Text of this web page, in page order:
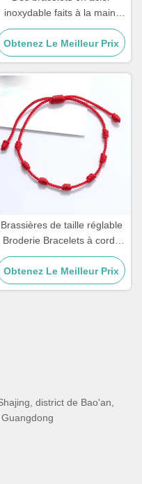
inoxydable faits à la main,
cadeau de couple, mâle, œil
de tigre, bracelet en pierre à
perles.
Obtenez Le Meilleur Prix
Brassières de taille réglable
Broderie Bracelets à corde
Artisanat Bracelets pour
de couple 15 - 30cm
Obtenez Le Meilleur Prix
district de Bao'an,